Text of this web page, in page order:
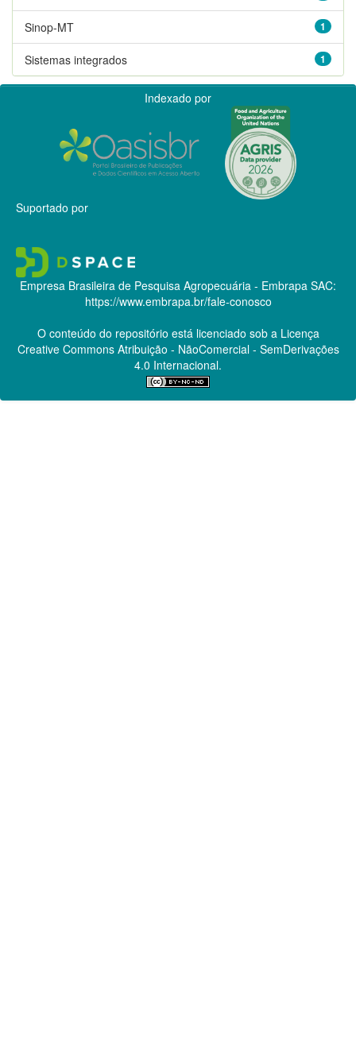
1
Sinop-MT
1
Sistemas integrados
Indexado por
Suportado por
Empresa Brasileira de Pesquisa Agropecuária - Embrapa SAC:
https://www.embrapa.br/fale-conosco
O conteúdo do repositório está licenciado sob a Licença
Creative CommonsAtribuição - NãoComercial - SemDerivações
4.0 Internacional.